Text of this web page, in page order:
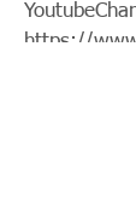
https://